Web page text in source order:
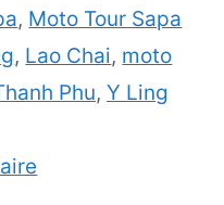
, Moto Tour Sapa
, Lao Chai, moto
Phu, Y Ling